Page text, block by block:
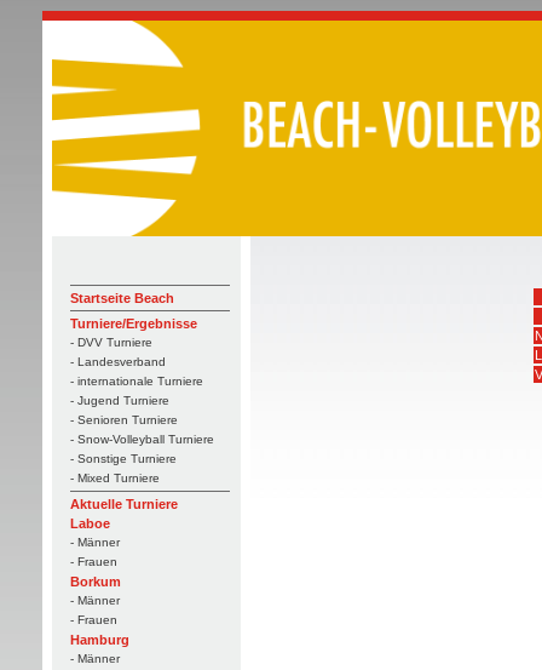
Startseite Beach
Turniere/Ergebnisse
- DVV Turniere
- Landesverband
- internationale Turniere
- Jugend Turniere
- Senioren Turniere
- Snow-Volleyball Turniere
- Sonstige Turniere
- Mixed Turniere
Aktuelle Turniere
Laboe
- Männer
- Frauen
Borkum
- Männer
- Frauen
Hamburg
- Männer